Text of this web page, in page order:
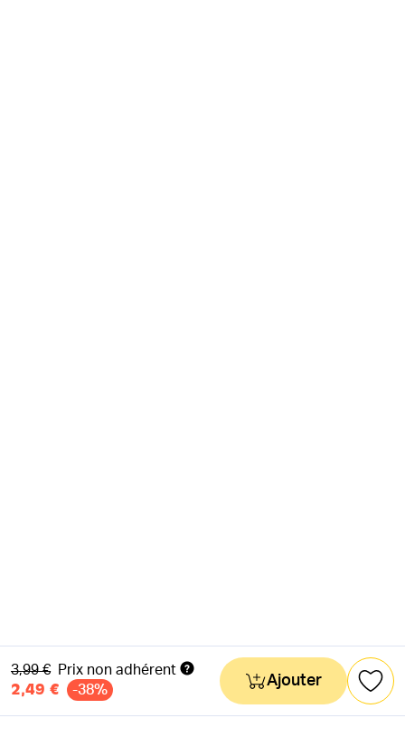
Ancien prix
3,99 € Prix non adhérent
2,49 € -38%
Ajouter